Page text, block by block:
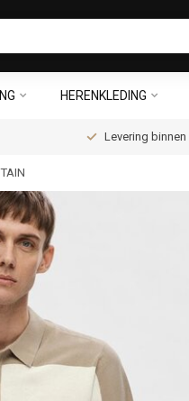
HERENKLEDING
Levering binnen